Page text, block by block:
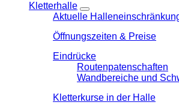
Kletterhalle
Aktuelle
Öffnungszeiten & Preise
Eindrücke
Routenpatenschaften
Wandbereiche und
Kletterkurse in der Halle